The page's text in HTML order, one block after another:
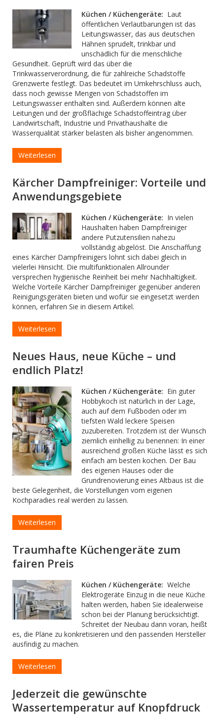
Küchen / Küchengeräte: Laut
öffentlichen Verlautbarungen ist das
Leitungswasser, das aus deutschen
Hähnen sprudelt, trinkbar und
unschädlich für die menschliche
Gesundheit. Geprüft wird das über die
Trinkwasserverordnung, die für zahlreiche Schadstoffe
Grenzwerte festlegt. Das bedeutet im Umkehrschluss auch,
dass noch gewisse Mengen von Schadstoffen im
Leitungswasser enthalten sind. Außerdem können alte
Leitungen und der großflächige Schadstoffeintrag über
Landwirtschaft, Industrie und Privathaushalte die
Wasserqualität stärker belasten als bisher angenommen.
Weiterlesen
Kärcher Dampfreiniger: Vorteile und
Anwendungsgebiete
Küchen / Küchengeräte: In vielen
Haushalten haben Dampfreiniger
andere Putzutensilien nahezu
vollständig abgelöst. Die Anschaffung
eines Kärcher Dampfreinigers lohnt sich dabei gleich in
vielerlei Hinsicht. Die multifunktionalen Allrounder
versprechen hygienische Reinheit bei mehr Nachhaltigkeit.
Welche Vorteile Kärcher Dampfreiniger gegenüber anderen
Reinigungsgeräten bieten und wofür sie eingesetzt werden
können, erfahren Sie in diesem Artikel.
Weiterlesen
Neues Haus, neue Küche – und
endlich Platz!
Küchen / Küchengeräte: Ein guter
Hobbykoch ist natürlich in der Lage,
auch auf dem Fußboden oder im
tiefsten Wald leckere Speisen
zuzubereiten. Trotzdem ist der Wunsch
ziemlich einhellig zu benennen: In einer
ausreichend großen Küche lässt es sich
einfach am besten kochen. Der Bau
des eigenen Hauses oder die
Grundrenovierung eines Altbaus ist die
beste Gelegenheit, die Vorstellungen vom eigenen
Kochparadies real werden zu lassen.
Weiterlesen
Traumhafte Küchengeräte zum
fairen Preis
Küchen / Küchengeräte: Welche
Elektrogeräte Einzug in die neue Küche
halten werden, haben Sie idealerweise
schon bei der Planung berücksichtigt.
Schreitet der Neubau dann voran, heißt
es, die Pläne zu konkretisieren und den passenden Hersteller
ausfindig zu machen.
Weiterlesen
Jederzeit die gewünschte
Wassertemperatur auf Knopfdruck